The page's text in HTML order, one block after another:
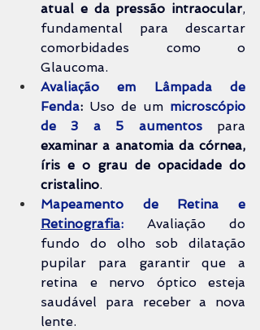
atual e da pressão intraocular,
fundamental para descartar
comorbidades como o
Glaucoma.
Avaliação em Lâmpada de
Fenda: Uso de um microscópio
de 3 a 5 aumentos
examinar a anatomia da córnea,
íris e o grau de opacidade do
cristalino.
Retinografia: Avaliação do
fundo do olho sob dilatação
pupilar para garantir que a
retina e nervo óptico esteja
saudável para receber a nova
lente.